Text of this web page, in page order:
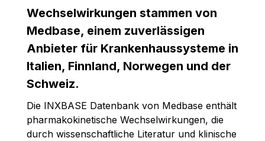
Wechselwirkungen stammen von
Medbase, einem zuverlässigen
Anbieter für Krankenhaussysteme in
Italien, Finnland, Norwegen und der
Schweiz.
Die INXBASE Datenbank von Medbase enthält
pharmakokinetische Wechselwirkungen, die
durch wissenschaftliche Literatur und klinische